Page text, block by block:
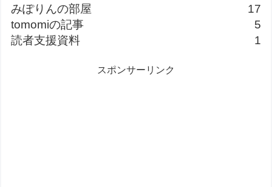
みぽりんの部屋
17
tomomiの記事
5
読者支援資料
1
スポンサーリンク